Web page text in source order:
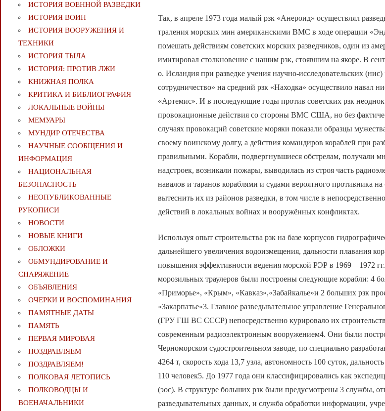
Так, в апреле 1973 года малый рзк «Анероид» осуществлял
траления морских мин американскими ВМС в ходе операции
помешать действиям советских морских разведчиков, один из
имитировал столкновение с нашим рзк, стоявшим на якоре. В
о. Исландия при разведке учения научно-исследовательских
сотрудничество» на средний рзк «Находка» осуществило
«Артемис». И в последующие годы против советских рзк
провокационные действия со стороны ВМС США, но без
случаях провокаций советские моряки показали образцы
своему воинскому долгу, а действия командиров кораблей при
правильными. Корабли, подвергнувшиеся обстрелам, получали
надстроек, возникали пожары, выводилась из строя часть
навалов и таранов кораблями и судами вероятного противника на
вытеснить их из районов разведки, в том числе в
действий в локальных войнах и вооружённых конфликтах.
Используя опыт строительства рзк на базе корпусов
дальнейшего увеличения водоизмещения, дальности плавания
повышения эффективности ведения морской РЭР в 1969—1972
морозильных траулеров были построены следующие корабли: 4
«Приморье», «Крым», «Кавказ»,«Забайкалье»и 2 больших рзк
«Закарпатье»3. Главное разведывательное управление
(ГРУ ГШ ВС СССР) непосредственно курировало их
современным радиоэлектронным вооружением4. Они были
Черноморском судостроительном заводе, по специально
4264 т, скорость хода 13,7 узла, автономность 100 суток,
110 человек5. До 1977 года они классифицировались как
(эос). В структуре больших рзк были предусмотрены 3 службы,
разведывательных данных, и служба обработки информации,
ИСТОРИЯ ВОЕННОЙ РАЗВЕДКИ
ИСТОРИЯ ВОИН
ИСТОРИЯ ВООРУЖЕНИЯ И
ТЕХНИКИ
ИСТОРИЯ ТЫЛА
ИСТОРИЯ: ПРОТИВ ЛЖИ
КНИЖНАЯ ПОЛКА
КРИТИКА И БИБЛИОГРАФИЯ
ЛОКАЛЬНЫЕ ВОЙНЫ
МЕМУАРЫ
МУНДИР ОТЕЧЕСТВА
НАУЧНЫЕ СООБЩЕНИЯ И
ИНФОРМАЦИЯ
НАЦИОНАЛЬНАЯ
БЕЗОПАСНОСТЬ
НЕОПУБЛИКОВАННЫЕ
РУКОПИСИ
НОВОСТИ
НОВЫЕ КНИГИ
ОБЛОЖКИ
ОБМУНДИРОВАНИЕ И
СНАРЯЖЕНИЕ
ОБЪЯВЛЕНИЯ
ОЧЕРКИ И ВОСПОМИНАНИЯ
ПАМЯТНЫЕ ДАТЫ
ПАМЯТЬ
ПЕРВАЯ МИРОВАЯ
ПОЗДРАВЛЯЕМ
ПОЗДРАВЛЯЕМ!
ПОЛКОВАЯ ЛЕТОПИСЬ
ПОЛКОВОДЦЫ И
ВОЕНАЧАЛЬНИКИ